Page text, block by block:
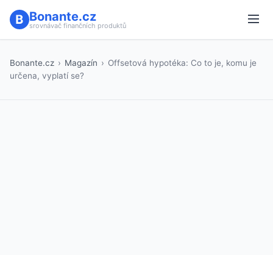
Bonante.cz
srovnávač finančních produktů
Bonante.cz › Magazín › Offsetová hypotéka: Co to je, komu je
určena, vyplatí se?